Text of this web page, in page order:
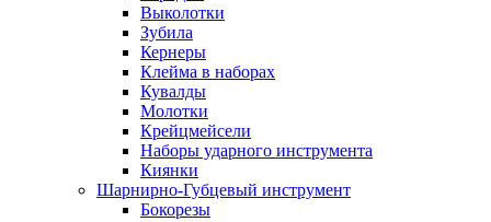
Выколотки
Зубила
Кернеры
Клейма в наборах
Кувалды
Молотки
Крейцмейсели
Наборы ударного инструмента
Киянки
Шарнирно-Губцевый инструмент
Бокорезы